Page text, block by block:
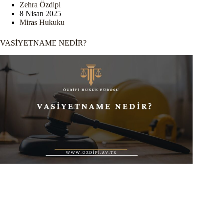
Zehra Özdipi
8 Nisan 2025
Miras Hukuku
VASİYETNAME NEDİR?